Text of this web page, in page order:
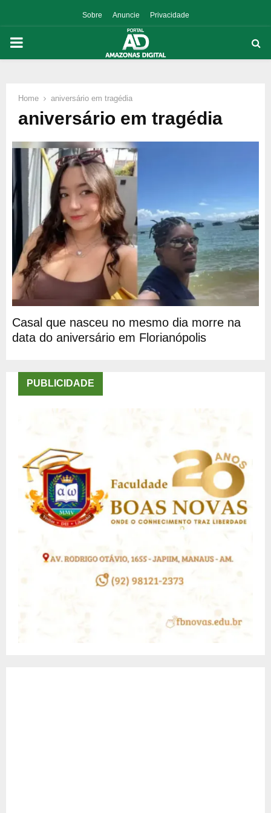
Sobre Anuncie Privacidade
PRIMARY
Home aniversário em tragédia
aniversário em tragédia
Casal que nasceu no mesmo dia morre na
data do aniversário em Florianópolis
PUBLICIDADE